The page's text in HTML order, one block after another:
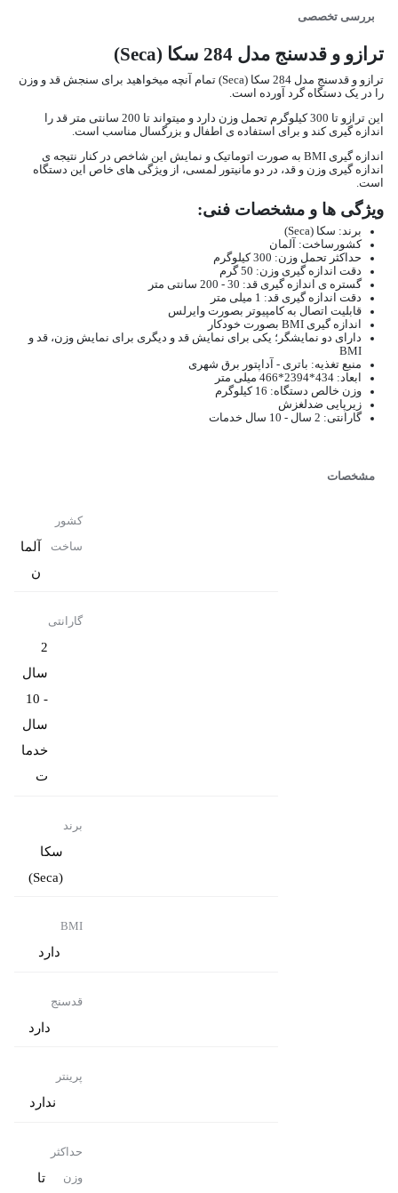
بررسی تخصصی
ترازو و قدسنج مدل 284 سکا (Seca)
ترازو و قدسنج مدل 284 سکا (Seca) تمام آنچه میخواهید برای سنجش قد و وزن
را در یک دستگاه گرد آورده است.
این ترازو تا 300 کیلوگرم تحمل وزن دارد و میتواند تا 200 سانتی متر قد را
اندازه گیری کند و برای استفاده ی اطفال و بزرگسال مناسب است.
اندازه گیری BMI به صورت اتوماتیک و نمایش این شاخص در کنار نتیجه ی
اندازه گیری وزن و قد، در دو مانیتور لمسی، از ویژگی های خاص این دستگاه
است.
ویژگی ها و مشخصات فنی:
برند: سکا (Seca)
کشورساخت: آلمان
حداکثر تحمل وزن: 300 کیلوگرم
دقت اندازه گیری وزن: 50 گرم
گستره ی اندازه گیری قد: 30 - 200 سانتی متر
دقت اندازه گیری قد: 1 میلی متر
قابلیت اتصال به کامپیوتر بصورت وایرلس
اندازه گیری BMI بصورت خودکار
دارای دو نمایشگر؛ یکی برای نمایش قد و دیگری برای نمایش وزن، قد و
BMI
منبع تغذیه: باتری - آداپتور برق شهری
ابعاد: 434*2394*466 میلی متر
وزن خالص دستگاه: 16 کیلوگرم
زیرپایی ضدلغزش
گارانتی: 2 سال - 10 سال خدمات
مشخصات
کشور
ساخت
آلما
ن
گارانتی
2
سال
- 10
سال
خدما
ت
برند
سکا
(Seca)
BMI
دارد
قدسنج
دارد
پرینتر
ندارد
حداکثر
وزن تا